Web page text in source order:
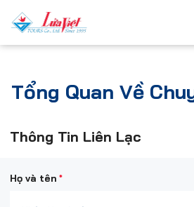
Tổng Quan Về
Thông Tin Liên Lạc
Họ và tên *